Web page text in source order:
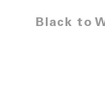
Black to